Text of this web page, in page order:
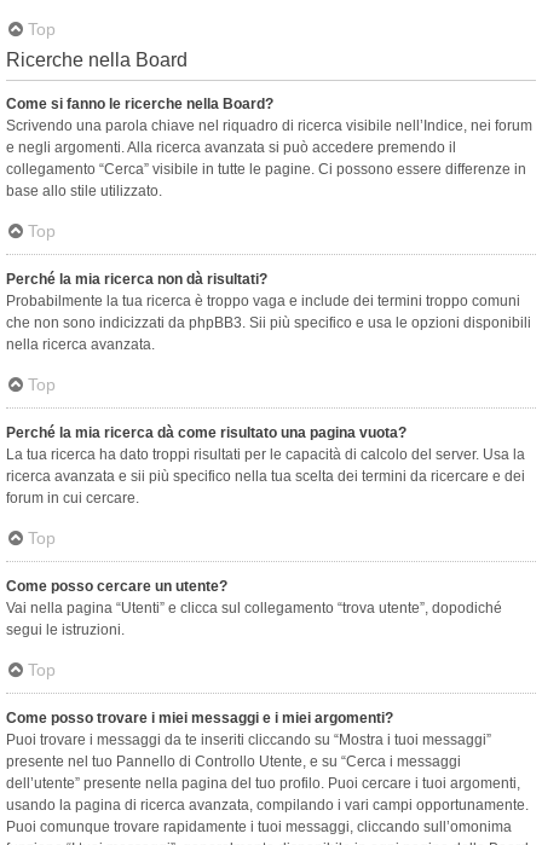
Top
Ricerche nella Board
Come si fanno le ricerche nella Board?
Scrivendo una parola chiave nel riquadro di ricerca visibile nell’Indice, nei forum
e negli argomenti. Alla ricerca avanzata si può accedere premendo il
collegamento “Cerca” visibile in tutte le pagine. Ci possono essere differenze in
base allo stile utilizzato.
Top
Perché la mia ricerca non dà risultati?
Probabilmente la tua ricerca è troppo vaga e include dei termini troppo comuni
che non sono indicizzati da phpBB3. Sii più specifico e usa le opzioni disponibili
nella ricerca avanzata.
Top
Perché la mia ricerca dà come risultato una pagina vuota?
La tua ricerca ha dato troppi risultati per le capacità di calcolo del server. Usa la
ricerca avanzata e sii più specifico nella tua scelta dei termini da ricercare e dei
forum in cui cercare.
Top
Come posso cercare un utente?
Vai nella pagina “Utenti” e clicca sul collegamento “trova utente”, dopodiché
segui le istruzioni.
Top
Come posso trovare i miei messaggi e i miei argomenti?
Puoi trovare i messaggi da te inseriti cliccando su “Mostra i tuoi messaggi”
presente nel tuo Pannello di Controllo Utente, e su “Cerca i messaggi
dell’utente” presente nella pagina del tuo profilo. Puoi cercare i tuoi argomenti,
usando la pagina di ricerca avanzata, compilando i vari campi opportunamente.
Puoi comunque trovare rapidamente i tuoi messaggi, cliccando sull’omonima